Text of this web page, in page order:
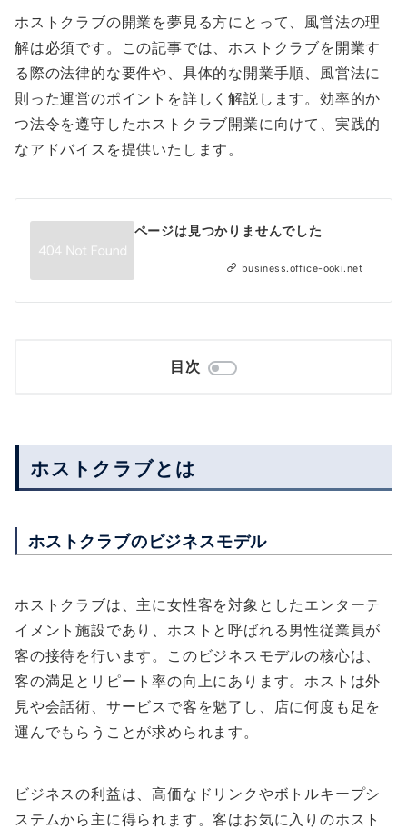
ホストクラブの開業を夢見る方にとって、風営法の理
解は必須です。この記事では、ホストクラブを開業す
る際の法律的な要件や、具体的な開業手順、風営法に
則った運営のポイントを詳しく解説します。効率的か
つ法令を遵守したホストクラブ開業に向けて、実践的
なアドバイスを提供いたします。
ページは見つかりませんでした
business.office-ooki.net
目次
ホストクラブとは
ホストクラブのビジネスモデル
ホストクラブは、主に女性客を対象としたエンターテ
イメント施設であり、ホストと呼ばれる男性従業員が
客の接待を行います。このビジネスモデルの核心は、
客の満足とリピート率の向上にあります。ホストは外
見や会話術、サービスで客を魅了し、店に何度も足を
運んでもらうことが求められます。
ビジネスの利益は、高価なドリンクやボトルキープシ
ステムから主に得られます。客はお気に入りのホスト